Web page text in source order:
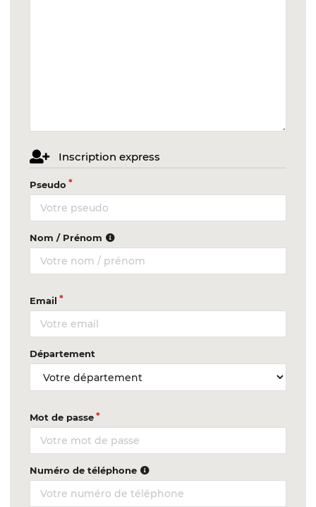
Inscription express
Pseudo
Nom / Prénom
Email
Département
Mot de passe
Numéro de téléphone